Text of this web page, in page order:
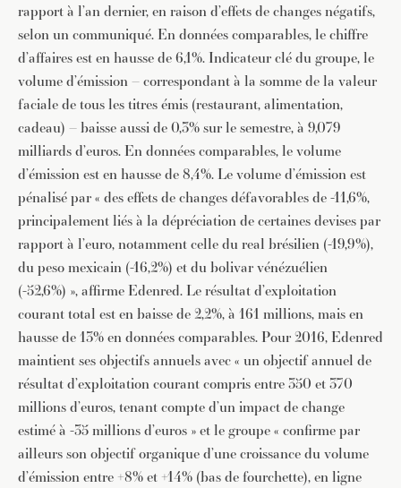
rapport à l’an dernier, en raison d’effets de changes négatifs,
selon un communiqué. En données comparables, le chiffre
d’affaires est en hausse de 6,1%. Indicateur clé du groupe, le
volume d’émission – correspondant à la somme de la valeur
faciale de tous les titres émis (restaurant, alimentation,
cadeau) – baisse aussi de 0,3% sur le semestre, à 9,079
milliards d’euros. En données comparables, le volume
d’émission est en hausse de 8,4%. Le volume d’émission est
pénalisé par « des effets de changes défavorables de -11,6%,
principalement liés à la dépréciation de certaines devises par
rapport à l’euro, notamment celle du real brésilien (-19,9%),
du peso mexicain (-16,2%) et du bolivar vénézuélien
(-52,6%) », affirme Edenred. Le résultat d’exploitation
courant total est en baisse de 2,2%, à 161 millions, mais en
hausse de 13% en données comparables. Pour 2016, Edenred
maintient ses objectifs annuels avec « un objectif annuel de
résultat d’exploitation courant compris entre 350 et 370
millions d’euros, tenant compte d’un impact de change
estimé à -35 millions d’euros » et le groupe « confirme par
ailleurs son objectif organique d’une croissance du volume
d’émission entre +8% et +14% (bas de fourchette), en ligne